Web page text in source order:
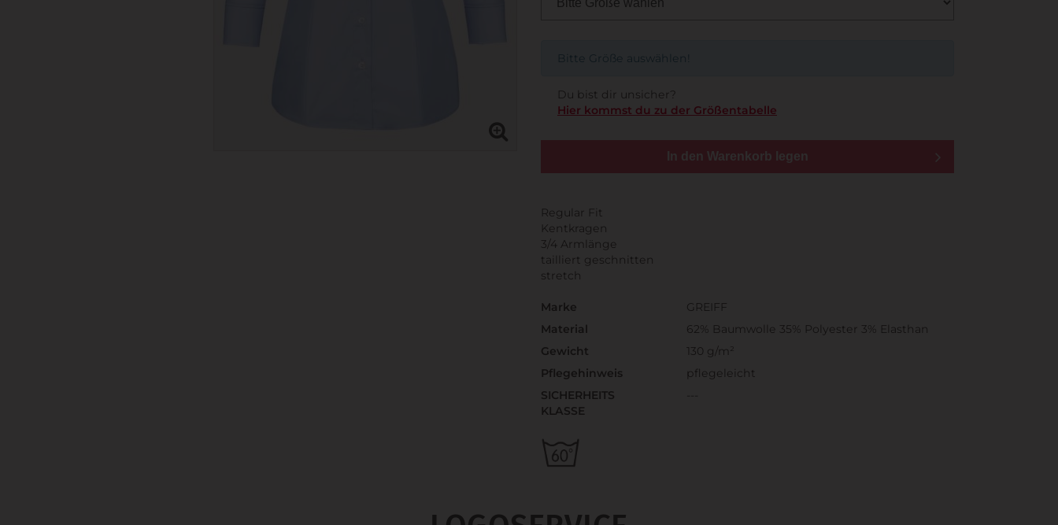
Bitte Größe auswählen!
Du bist dir unsicher?
Hier kommst du zu der Größentabelle
In den Warenkorb legen
Regular Fit
Kentkragen
3/4 Armlänge
tailliert geschnitten
stretch
Marke
GREIFF
Material
62% Baumwolle 35% Polyester 3% Elasthan
Gewicht
130 g/m²
Pflegehinweis
pflegeleicht
SICHERHEITS
KLASSE